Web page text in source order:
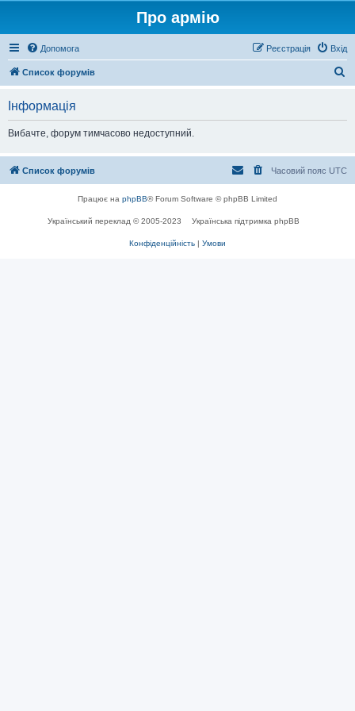
Про армію
Допомога Вхід
Реєстрація
Список форумів
Інформація
Вибачте, форум тимчасово недоступний.
Список форумів Часовий пояс UTC
Працює на phpBB® Forum Software © phpBB Limited
Український переклад © 2005-2023 Українська підтримка phpBB
Конфіденційність | Умови